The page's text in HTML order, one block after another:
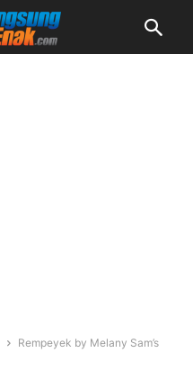
Rempeyek by Melany Sam’s